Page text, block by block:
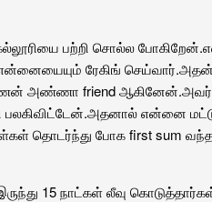
பற்றி சொல்ல
ரேகிங்
அண்ணா friend ஆகினேன்.அவர்
என்னை
தொடர்ந்து போக first sum
15 நாட்கள் லீவு